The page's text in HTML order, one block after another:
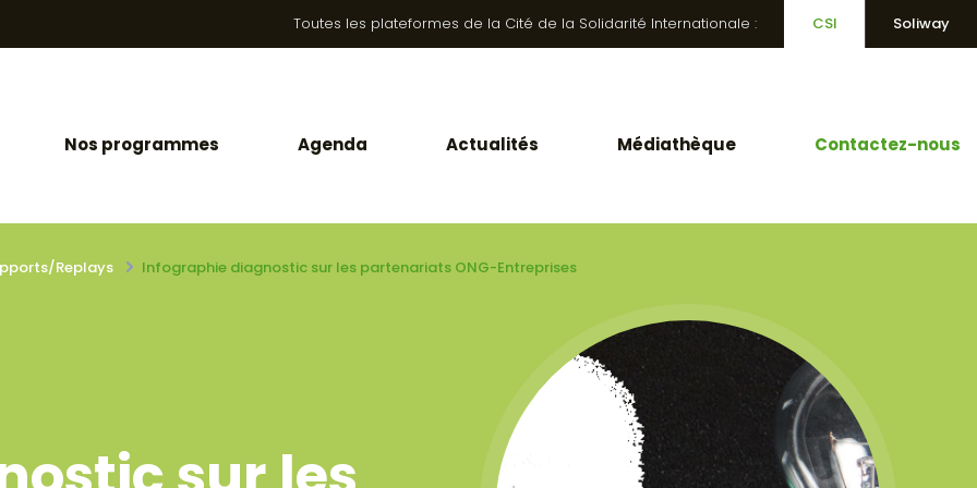
Toutes les plateformes de la Cité de la Solidarité Internationale : CSI Soliway
Nos programmes Agenda Actualités Médiathèque Contactez-nous
Replays Infographie diagnostic sur les partenariats ONG-Entreprises